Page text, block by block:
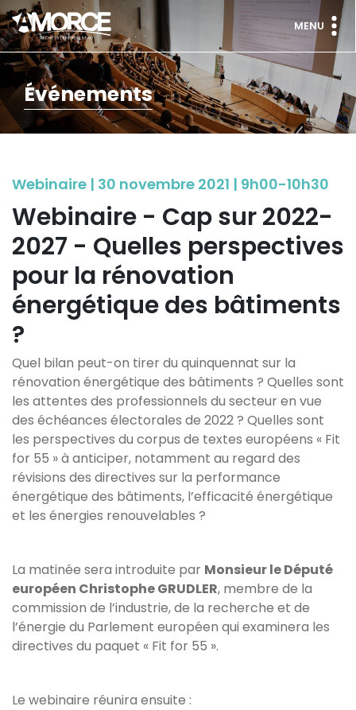
MENU
Événements
Webinaire | 30 novembre 2021 | 9h00-10h30
Webinaire - Cap sur 2022-
2027 - Quelles perspectives
pour la rénovation
énergétique des bâtiments
?
Quel bilan peut-on tirer du quinquennat sur la
rénovation énergétique des bâtiments ? Quelles sont
les attentes des professionnels du secteur en vue
des échéances électorales de 2022 ? Quelles sont
les perspectives du corpus de textes européens « Fit
for 55 » à anticiper, notamment au regard des
révisions des directives sur la performance
énergétique des bâtiments, l’efficacité énergétique
et les énergies renouvelables ?
La matinée sera introduite par Monsieur le Député
européen Christophe GRUDLER, membre de la
commission de l’industrie, de la recherche et de
l’énergie du Parlement européen qui examinera les
directives du paquet « Fit for 55 ».
Le webinaire réunira ensuite :